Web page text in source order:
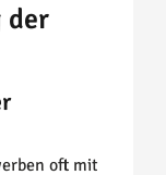
der
oft mit